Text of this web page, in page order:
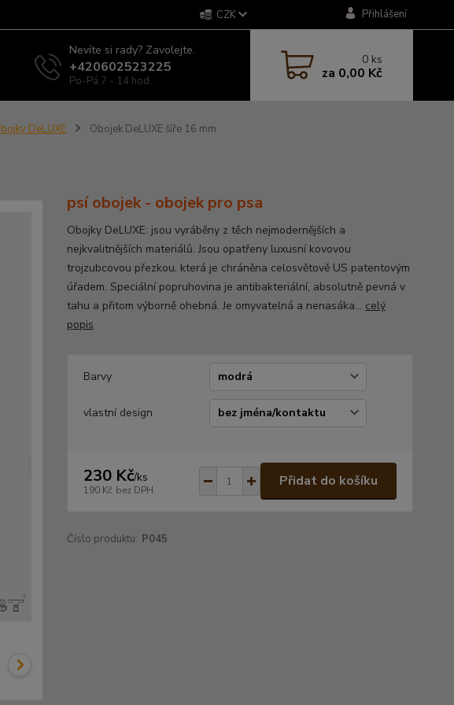
CZK Přihlášení
Nevíte si rady? Zavolejte.
+420602523225
Po-Pá 7 - 14 hod.
0 ks
za 0,00 Kč
DeLUXE Obojek DeLUXE šíře 16 mm
psí obojek - obojek pro psa
Obojky DeLUXE: jsou vyráběny z těch nejmodernějších a
nejkvalitnějších materiálů. Jsou opatřeny luxusní kovovou
trojzubcovou přezkou, která je chráněna celosvětově US patentovým
úřadem. Speciální popruhovina je antibakteriální, absolutně pevná v
tahu a přitom výborně ohebná. Je omyvatelná a nenasáka... celý
popis
Barvy
vlastní design
230 Kč/ks
190 Kč bez DPH
Přidat do košíku
Číslo produktu: P045